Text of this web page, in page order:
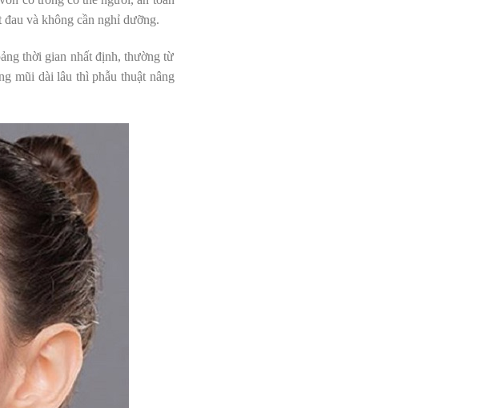
và không cần nghỉ dưỡng.
thời gian nhất định, thường từ
mũi dài lâu thì phẫu thuật nâng